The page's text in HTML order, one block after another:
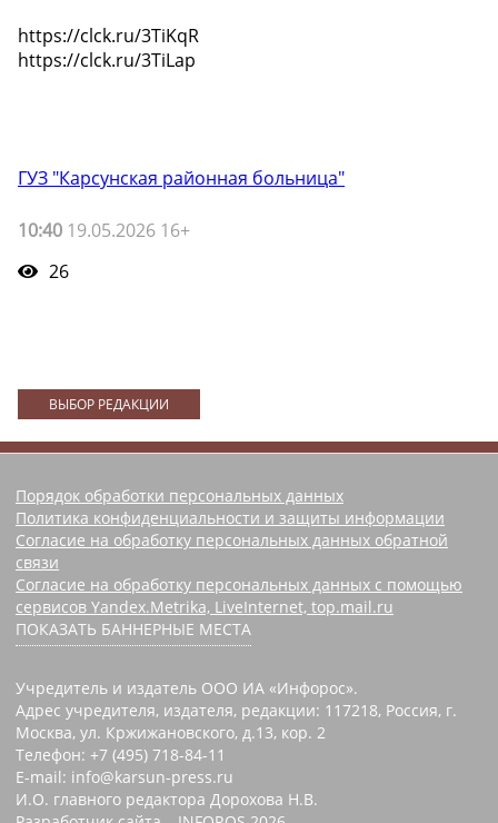
https://clck.ru/3TiKqR
https://clck.ru/3TiLap
ГУЗ "Карсунская районная больница"
10:40 19.05.2026 16+
26
ВЫБОР РЕДАКЦИИ
Порядок обработки персональных данных
Политика конфиденциальности и защиты информации
Согласие на обработку персональных данных обратной
связи
Согласие на обработку персональных данных с помощью
сервисов Yandex.Metrika, LiveInternet, top.mail.ru
ПОКАЗАТЬ БАННЕРНЫЕ МЕСТА
Учредитель и издатель ООО ИА «Инфорос».
Адрес учредителя, издателя, редакции: 117218, Россия, г.
Москва, ул. Кржижановского, д.13, кор. 2
Телефон: +7 (495) 718-84-11
E-mail: info@karsun-press.ru
И.О. главного редактора Дорохова Н.В.